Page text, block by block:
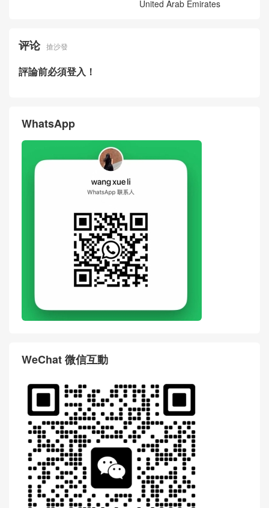
New Chanel Bag 26S Burgun
dy Pebbled Calfskin Large C
F Flap Bag USA
ap Bag Hong Kong
Price & Pictures Of New Cha
nel Bag 26SS Beige Suede
Quilted Bucket Bag Dubai
Real Photos Of New Chanel
評論前必須登入！
WhatsApp